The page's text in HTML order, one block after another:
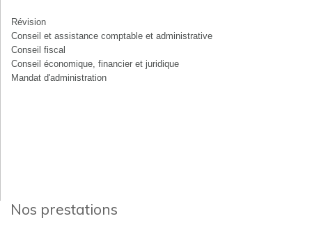
Révision
Conseil et assistance comptable et administrative
Conseil fiscal
Conseil économique, financier et juridique
Mandat d'administration
Nos prestations